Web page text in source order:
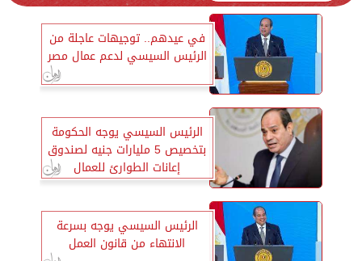
في عيدهم.. توجيهات عاجلة من
الرئيس السيسي لدعم عمال مصر
الرئيس السيسي يوجه الحكومة
بتخصيص 5 مليارات جنيه لصندوق
إعانات الطوارئ للعمال
الرئيس السيسي يوجه بسرعة
الانتهاء من قانون العمل